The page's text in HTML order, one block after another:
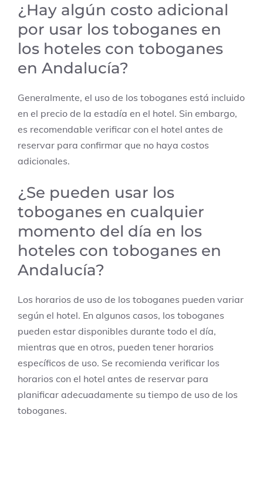
¿Hay algún costo adicional
por usar los toboganes en
los hoteles con toboganes
en Andalucía?
Generalmente, el uso de los toboganes está incluido
en el precio de la estadía en el hotel. Sin embargo,
es recomendable verificar con el hotel antes de
reservar para confirmar que no haya costos
adicionales.
¿Se pueden usar los
toboganes en cualquier
momento del día en los
hoteles con toboganes en
Andalucía?
Los horarios de uso de los toboganes pueden variar
según el hotel. En algunos casos, los toboganes
pueden estar disponibles durante todo el día,
mientras que en otros, pueden tener horarios
específicos de uso. Se recomienda verificar los
horarios con el hotel antes de reservar para
planificar adecuadamente su tiempo de uso de los
toboganes.